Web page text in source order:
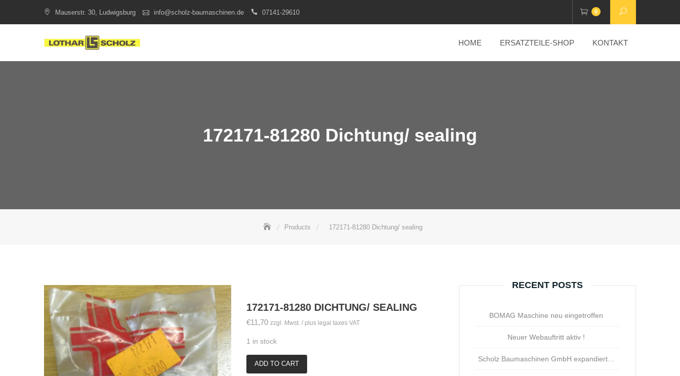
Mauserstr. 30, Ludwigsburg info@scholz-baumaschinen.de 07141-29610 0
HOME ERSATZTEILE-SHOP KONTAKT
172171-81280 Dichtung/ sealing
Products 172171-81280 Dichtung/ sealing
172171-81280 DICHTUNG/ SEALING
€11,70 zzgl. Mwst. / plus legal taxes VAT
1 in stock
172171-
ADD TO CART
RECENT POSTS
BOMAG Maschine neu eingetroffen
Neuer Webauftritt aktiv !
Scholz Baumaschinen GmbH expandiert…